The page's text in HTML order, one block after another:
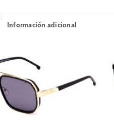
Información adicional
de sol
que